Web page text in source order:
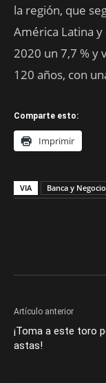
la región, que
América Latina y
2020 un 7,7 % y
120 años, con
Comparte esto:
Imprimir
VIA Banca y
Artículo anterior
¡Toma a este toro
astas!